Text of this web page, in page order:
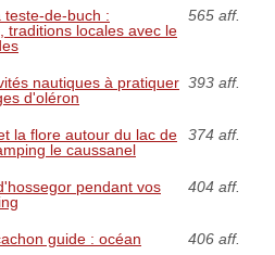
teste-de-buch :
traditions locales avec le
565 aff.
nautiques à pratiquer
d'oléron
393 aff.
la flore autour du lac de
le caussanel
374 aff.
pendant vos
404 aff.
guide : océan 406 aff.